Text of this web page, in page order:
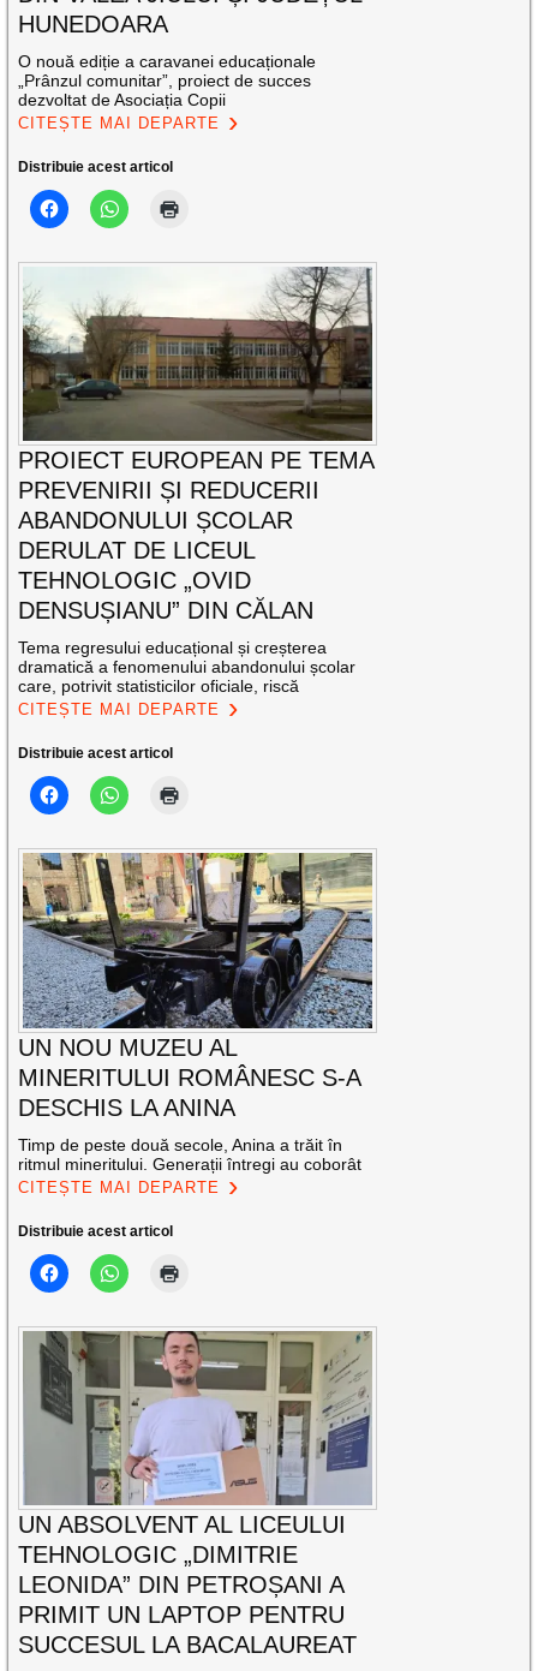
HUNEDOARA
O nouă ediție a caravanei educaționale
„Prânzul comunitar”, proiect de succes
dezvoltat de Asociația Copii
CITEȘTE MAI DEPARTE
Distribuie acest articol
PROIECT EUROPEAN PE TEMA
PREVENIRII ȘI REDUCERII
ABANDONULUI ȘCOLAR
DERULAT DE LICEUL
TEHNOLOGIC „OVID
DENSUȘIANU” DIN CĂLAN
Tema regresului educațional și creșterea
dramatică a fenomenului abandonului școlar
care, potrivit statisticilor oficiale, riscă
CITEȘTE MAI DEPARTE
Distribuie acest articol
UN NOU MUZEU AL
MINERITULUI ROMÂNESC S-A
DESCHIS LA ANINA
Timp de peste două secole, Anina a trăit în
ritmul mineritului. Generații întregi au coborât
CITEȘTE MAI DEPARTE
Distribuie acest articol
UN ABSOLVENT AL LICEULUI
TEHNOLOGIC „DIMITRIE
LEONIDA” DIN PETROȘANI A
PRIMIT UN LAPTOP PENTRU
SUCCESUL LA BACALAUREAT